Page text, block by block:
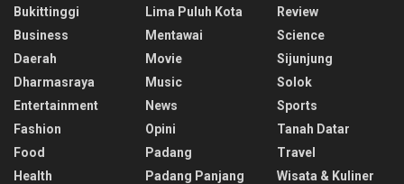
Bukittinggi
Business
Daerah
Dharmasraya
Entertainment
Fashion
Food
Health
Lima Puluh Kota
Mentawai
Movie
Music
News
Opini
Padang
Padang Panjang
Review
Science
Sijunjung
Solok
Sports
Tanah Datar
Travel
Wisata & Kuliner